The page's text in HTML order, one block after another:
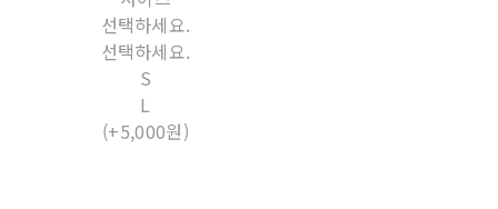
선택하세요.
선택하세요.
S
L
(+5,000원)